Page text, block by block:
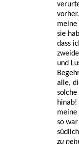
meine
sie
dass
und
alle,
hinab!
meine
so
zu